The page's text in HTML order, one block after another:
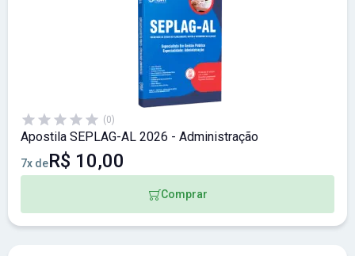
(0)
Apostila SEPLAG-AL 2026 - Administração
7x deR$ 10,00
Comprar